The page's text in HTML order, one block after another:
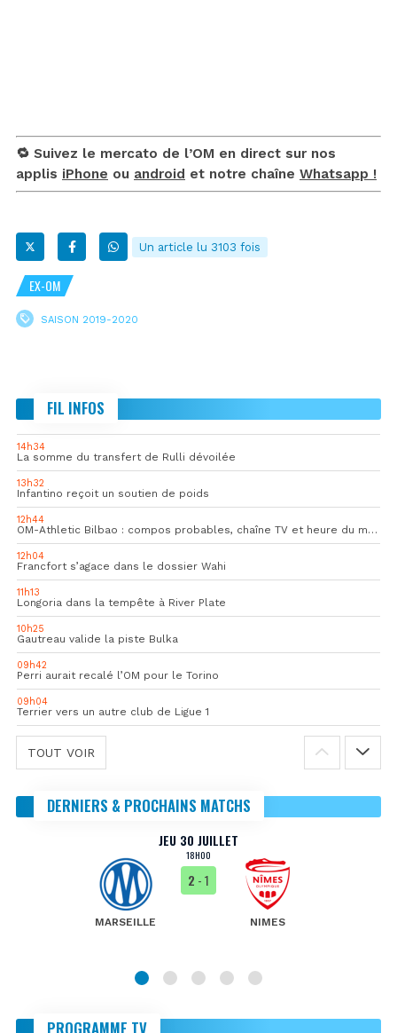
🔁 Suivez le mercato de l’OM en direct sur nos
applis iPhone ou android et notre chaîne Whatsapp !
Un article lu 3103 fois
EX-OM
SAISON 2019-2020
FIL INFOS
14h34
La somme du transfert de Rulli dévoilée
13h32
Infantino reçoit un soutien de poids
12h44
OM-Athletic Bilbao : compos probables, chaîne TV et heure du match
12h04
Francfort s’agace dans le dossier Wahi
11h13
Longoria dans la tempête à River Plate
10h25
Gautreau valide la piste Bulka
09h42
Perri aurait recalé l’OM pour le Torino
09h04
Terrier vers un autre club de Ligue 1
TOUT VOIR
DERNIERS & PROCHAINS MATCHS
JEU 30 JUILLET
18H00
MARSEILLE
2 - 1
NIMES
PROGRAMME TV